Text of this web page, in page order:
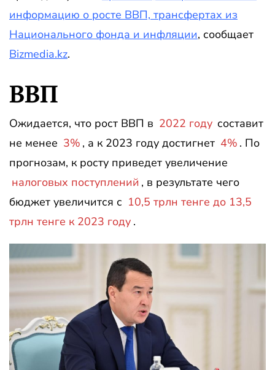
информацию о росте ВВП, трансфертах из
Национального фонда и инфляции, сообщает
Bizmedia.kz.
ВВП
Ожидается, что рост ВВП в 2022 году составит
не менее 3% , а к 2023 году достигнет 4% . По
прогнозам, к росту приведет увеличение
налоговых поступлений , в результате чего
бюджет увеличится с 10,5 трлн тенге до 13,5
трлн тенге к 2023 году .